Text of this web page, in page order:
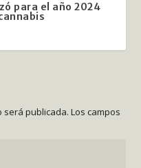
para el año 2024
será publicada. Los campos